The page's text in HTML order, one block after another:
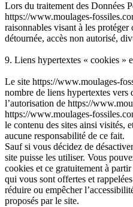
Lors du traitement des Données
https://www.moulages-
raisonnables visant à les
détournée, accès non autorisé,
9. Liens hypertextes « cookies »
Le site https://www.moulages-
nombre de liens hypertextes vers
l’autorisation de https://
https://www.moulages-
le contenu des sites ainsi visités,
aucune responsabilité de ce fait.
Sauf si vous décidez de
site puisse les utiliser. Vous
cookies et ce gratuitement à
qui vous sont offertes et
réduire ou empêcher
proposés par le site.